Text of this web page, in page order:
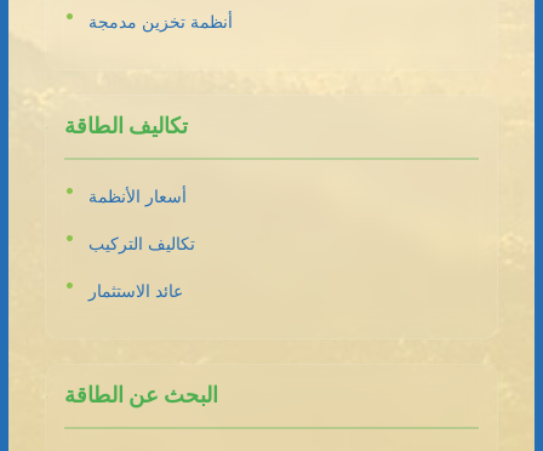
أنظمة تخزين مدمجة
تكاليف الطاقة
أسعار الأنظمة
تكاليف التركيب
عائد الاستثمار
البحث عن الطاقة